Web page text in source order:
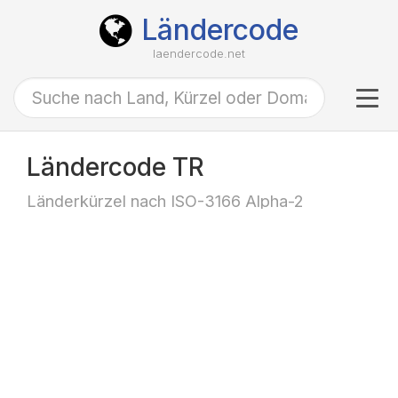
Ländercode
laendercode.net
Ländercode TR
Länderkürzel nach ISO-3166 Alpha-2